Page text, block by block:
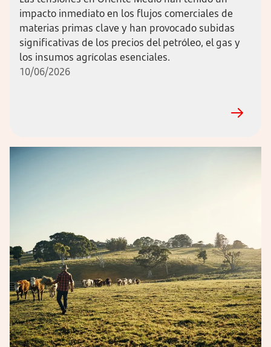
impacto inmediato en los flujos comerciales de
materias primas clave y han provocado subidas
significativas de los precios del petróleo, el gas y
los insumos agrícolas esenciales.
10/06/2026